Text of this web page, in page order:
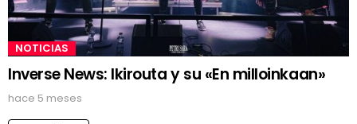
NOTICIAS
Inverse News: Ikirouta y su «En milloinkaan»
hace 5 meses